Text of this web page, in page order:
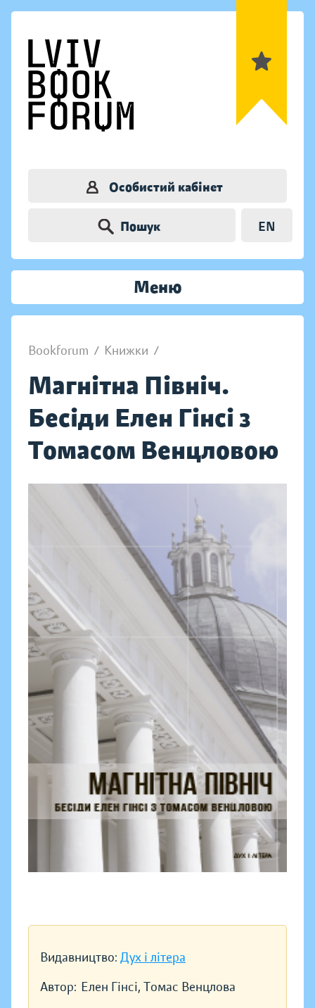
Особистий кабінет
Пошук EN
Меню
Bookforum / Книжки /
Магнітна Північ.
Бесіди Елен Гінсі з
Томасом Венцловою
Видавництво: Дух і літера
Автор: Елен Гінсі, Томас Венцлова